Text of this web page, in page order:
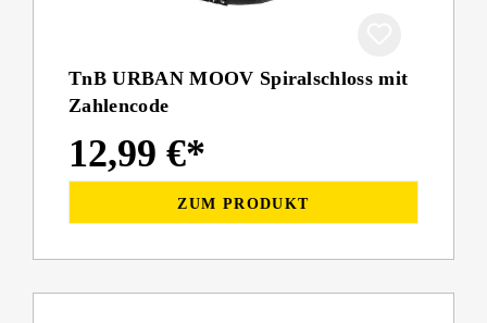
TnB URBAN MOOV Spiralschloss mit
Zahlencode
12,99 €*
ZUM PRODUKT